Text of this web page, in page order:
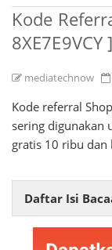
Kode
mediatechnow
Kode referral
sering digunakan
gratis 10 ribu
Daftar Isi